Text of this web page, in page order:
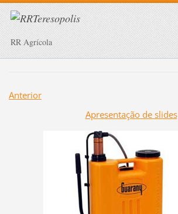
RR Agrícola
Anterior
Apresentação de slides